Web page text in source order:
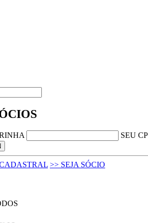
SEU
>> SEJA SÓCIO